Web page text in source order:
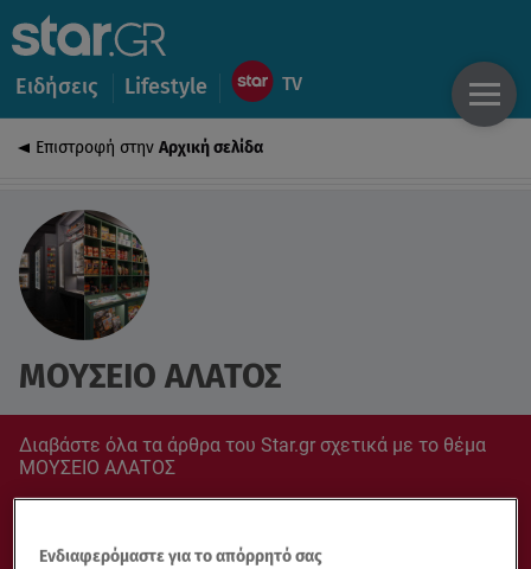
Ειδήσεις Lifestyle
Επιστροφή στην Αρχική σελίδα
ΜΟΥΣΕΙΟ ΑΛΑΤΟΣ
Διαβάστε όλα τα άρθρα του Star.gr σχετικά με το θέμα
ΜΟΥΣΕΙΟ ΑΛΑΤΟΣ
Ενδιαφερόμαστε για το απόρρητό σας